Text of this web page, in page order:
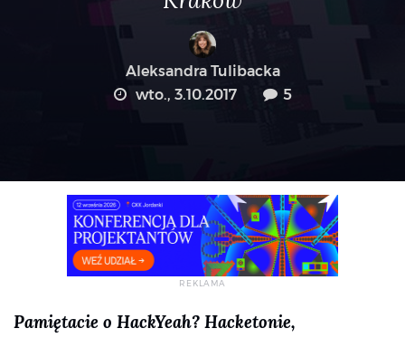
Aleksandra Tulibacka
wto., 3.10.2017
5
Pamiętacie o HackYeah? Hacketonie,